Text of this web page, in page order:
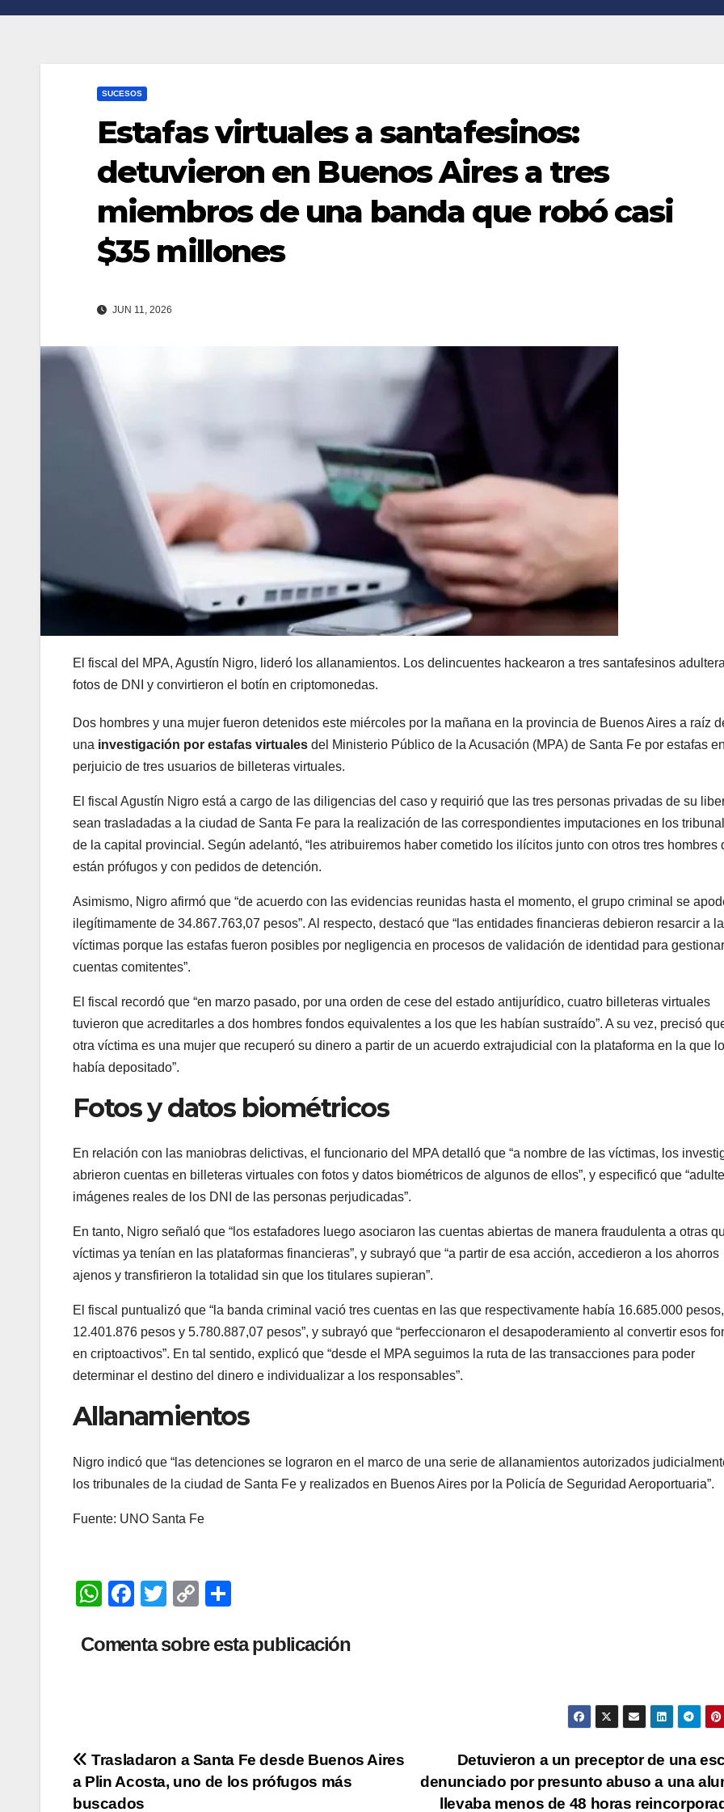
SUCESOS
Estafas virtuales a santafesinos:
detuvieron en Buenos Aires a tres
miembros de una banda que robó casi
$35 millones
JUN 11, 2026
El fiscal del MPA, Agustín Nigro, lideró los allanamientos. Los delincuentes hackearon a tres santafesinos
fotos de DNI y convirtieron el botín en criptomonedas.
Dos hombres y una mujer fueron detenidos este miércoles por la mañana en la provincia de Buenos Aires a raíz
una investigación por estafas virtuales del Ministerio Público de la Acusación (MPA) de Santa Fe por estafas en
perjuicio de tres usuarios de billeteras virtuales.
El fiscal Agustín Nigro está a cargo de las diligencias del caso y requirió que las tres personas privadas de su
sean trasladadas a la ciudad de Santa Fe para la realización de las correspondientes imputaciones en los
de la capital provincial. Según adelantó, “les atribuiremos haber cometido los ilícitos junto con otros tres hombres
están prófugos y con pedidos de detención.
Asimismo, Nigro afirmó que “de acuerdo con las evidencias reunidas hasta el momento, el grupo criminal se
ilegítimamente de 34.867.763,07 pesos”. Al respecto, destacó que “las entidades financieras debieron resarcir a
víctimas porque las estafas fueron posibles por negligencia en procesos de validación de identidad para gestionar
cuentas comitentes”.
El fiscal recordó que “en marzo pasado, por una orden de cese del estado antijurídico, cuatro billeteras virtuales
tuvieron que acreditarles a dos hombres fondos equivalentes a los que les habían sustraído”. A su vez, precisó
otra víctima es una mujer que recuperó su dinero a partir de un acuerdo extrajudicial con la plataforma en la que lo
había depositado”.
Fotos y datos biométricos
En relación con las maniobras delictivas, el funcionario del MPA detalló que “a nombre de las víctimas, los
abrieron cuentas en billeteras virtuales con fotos y datos biométricos de algunos de ellos”, y especificó que
imágenes reales de los DNI de las personas perjudicadas”.
En tanto, Nigro señaló que “los estafadores luego asociaron las cuentas abiertas de manera fraudulenta a otras
víctimas ya tenían en las plataformas financieras”, y subrayó que “a partir de esa acción, accedieron a los ahorros
ajenos y transfirieron la totalidad sin que los titulares supieran”.
El fiscal puntualizó que “la banda criminal vació tres cuentas en las que respectivamente había 16.685.000 pesos,
12.401.876 pesos y 5.780.887,07 pesos”, y subrayó que “perfeccionaron el desapoderamiento al convertir esos
en criptoactivos”. En tal sentido, explicó que “desde el MPA seguimos la ruta de las transacciones para poder
determinar el destino del dinero e individualizar a los responsables”.
Allanamientos
Nigro indicó que “las detenciones se lograron en el marco de una serie de allanamientos autorizados
los tribunales de la ciudad de Santa Fe y realizados en Buenos Aires por la Policía de Seguridad Aeroportuaria”.
Fuente: UNO Santa Fe
W
at
F
c
o
k
T
tt
C
p
k
m
Comenta sobre esta publicación
Navegación
de
Detuvieron a un preceptor de una
denunciado por presunto abuso a una
llevaba menos de 48 horas
Trasladaron a Santa Fe desde Buenos Aires
a Plin Acosta, uno de los prófugos más
buscados
n